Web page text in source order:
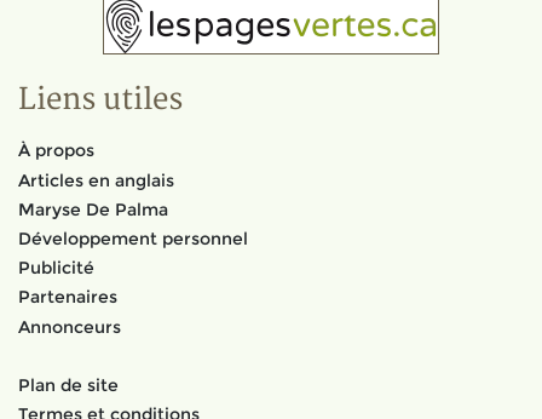
Liens utiles
À propos
Articles en anglais
Maryse De Palma
Développement personnel
Publicité
Partenaires
Annonceurs
Plan de site
Termes et conditions